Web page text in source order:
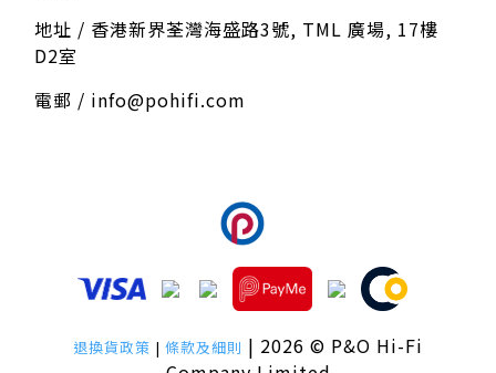
地址 / 香港新界荃灣海盛路3號, TML 廣場, 17樓
D2室
電郵 / info@pohifi.com
退換貨政策 | 條款及細則 | 2026 © P&O Hi-Fi